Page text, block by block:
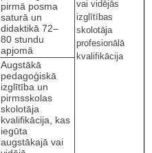
vai vidējās
izglītības
skolotāja
profesionālā
kvalifikācija
pirmā posma
saturā un
didaktikā 72–
80 stundu
apjomā
Augstākā
pedagoģiskā
izglītība un
pirmsskolas
skolotāja
kvalifikācija, kas
iegūta
augstākajā vai